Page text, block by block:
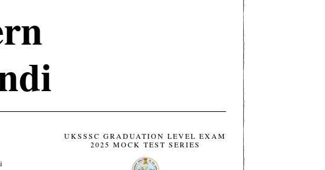
UKSSSC GRADUATION LEVEL EXAM
2025 MOCK TEST SERIES